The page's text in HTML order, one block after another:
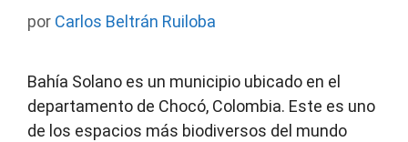
por Carlos Beltrán Ruiloba
Bahía Solano es un municipio ubicado en el
departamento de Chocó, Colombia. Este es uno
de los espacios más biodiversos del mundo